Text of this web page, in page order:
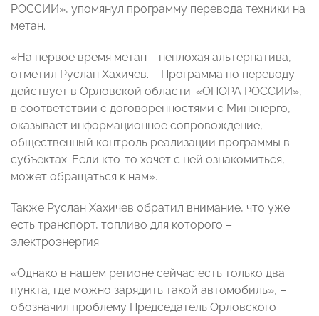
РОССИИ», упомянул программу перевода техники на
метан.
«На первое время метан – неплохая альтернатива, –
отметил Руслан Хахичев. – Программа по переводу
действует в Орловской области. «ОПОРА РОССИИ»,
в соответствии с договоренностями с Минэнерго,
оказывает информационное сопровождение,
общественный контроль реализации программы в
субъектах. Если кто-то хочет с ней ознакомиться,
может обращаться к нам».
Также Руслан Хахичев обратил внимание, что уже
есть транспорт, топливо для которого –
электроэнергия.
«Однако в нашем регионе сейчас есть только два
пункта, где можно зарядить такой автомобиль», –
обозначил проблему Председатель Орловского